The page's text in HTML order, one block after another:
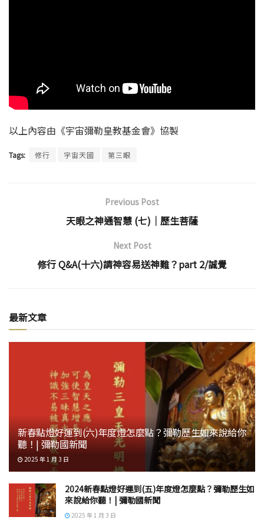
以上內容由《宇宙彌勒皇教基金會》協製
Tags: 修行 宇宙天國 第三眼
Previous Post
天眼之神通智慧 (七)│歷生菩薩
Next Post
修行 Q&A(十六)請神容易送神難？part 2/誠覺
最新文章
新春點燈好運到(六)年度燈怎麼點？彌勒歷生如來說給你
聽！| 彌勒國新聞
2025 年 1 月 3 日
2024新春點燈好運到(五)年度燈怎麼點？彌勒歷生如
來說給你聽！| 彌勒國新聞
2025 年 1 月 3 日